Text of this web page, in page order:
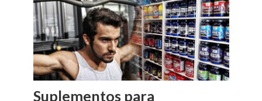
Suplementos para